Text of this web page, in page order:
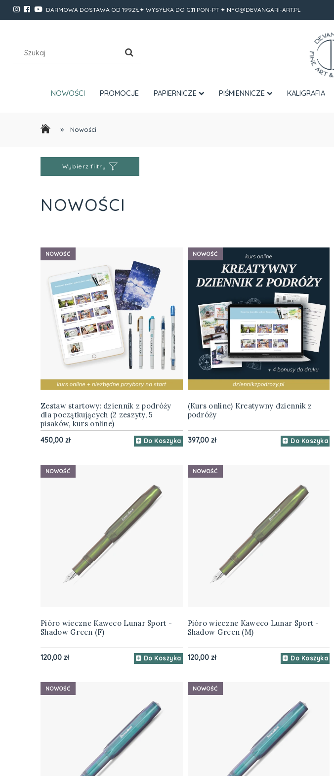
DARMOWA DOSTAWA OD 199ZŁ✦ WYSYŁKA DO G.11 PON-PT ✦INFO@DEVANGARI-ART.PL
NOWOŚCI PROMOCJE PAPIERNICZE PIŚMIENNICZE KALIGRAFIA
» Nowości
Wybierz filtry
NOWOŚCI
Zestaw startowy: dziennik z podróży
dla początkujących (2 zeszyty, 5
pisaków, kurs online)
450,00 zł Do Koszyka
NOWOŚĆ
(Kurs online) Kreatywny dziennik z
podróży
397,00 zł Do Koszyka
NOWOŚĆ
Pióro wieczne Kaweco Lunar Sport -
Shadow Green (F)
120,00 zł Do Koszyka
NOWOŚĆ
Pióro wieczne Kaweco Lunar Sport -
Shadow Green (M)
120,00 zł Do Koszyka
NOWOŚĆ
NOWOŚĆ NOWOŚĆ